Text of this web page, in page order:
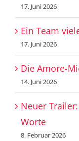
17. Juni 2026
Ein Team
17. Juni 2026
Die Amore-
14. Juni 2026
Neuer
Worte
8. Februar 2026